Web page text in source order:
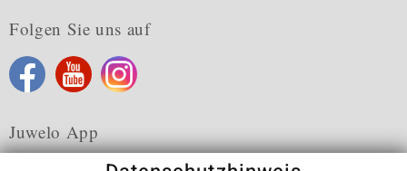
Folgen Sie uns auf
Juwelo App